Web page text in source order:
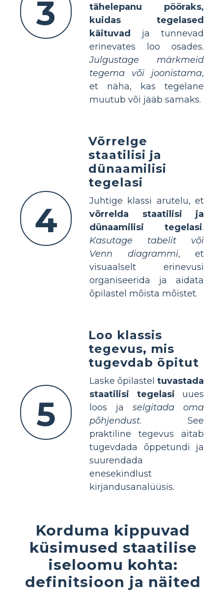
3
tähelepanu pööraks,
kuidas tegelased
käituvad
ja tunnevad
erinevates loo osades.
Julgustage märkmeid
tegema või joonistama,
et näha, kas tegelane
muutub või jääb samaks.
4
Võrrelge
staatilisi ja
dünaamilisi
tegelasi
Juhtige klassi arutelu, et
võrrelda staatilisi ja
dünaamilisi tegelasi.
Kasutage tabelit või
Venn diagrammi, et
visuaalselt erinevusi
organiseerida ja aidata
õpilastel mõista mõistet.
5
Loo klassis
tegevus, mis
tugevdab õpitut
Laske õpilastel tuvastada
staatilisi tegelasi uues
loos ja selgitada oma
põhjendust. See
praktiline tegevus aitab
tugevdada õppetundi ja
suurendada
enesekindlust
kirjandusanalüüsis.
Korduma kippuvad
küsimused staatilise
iseloomu kohta:
definitsioon ja näited